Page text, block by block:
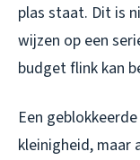
plas staat. Dit is
wijzen op een
budget flink kan
Een
kleinigheid, maar